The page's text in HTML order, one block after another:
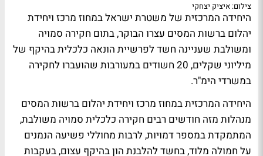
צילום: איציק יצחקי
היחידה המרכזית של משטרת ישראל במחוז מרכז ויחידת
יהלום ברשות המסים עצרו הבוקר, בתום חקירה סמויה
ומשולבת שעניינה חשד לפרשיית הונאה כלכלית בהיקף של
מיליוני שקלים, 20 חשודים במעורבות שהועברו לחקירה
במשרדי הימ"ר.
היחידה המרכזית במחוז מרכז ויחידת יהלום ברשות המסים
מנהלות מזה חודשים רבים חקירה כלכלית סמויה משולבת,
המתמקדת במספר דמויות, לרבות מחוללי פשיעה הנמנים
על חמולה מלוד, בחשד להלבנת הון בהיקף עצום, בעקבות